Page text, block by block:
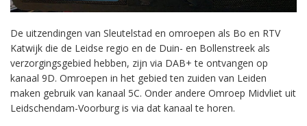
De uitzendingen van Sleutelstad en omroepen als Bo en RTV
Katwijk die de Leidse regio en de Duin- en Bollenstreek als
verzorgingsgebied hebben, zijn via DAB+ te ontvangen op
kanaal 9D. Omroepen in het gebied ten zuiden van Leiden
maken gebruik van kanaal 5C. Onder andere Omroep Midvliet uit
Leidschendam-Voorburg is via dat kanaal te horen.